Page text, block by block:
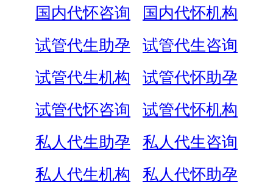
国内代怀咨询
国内代怀机构
试管代生助孕
试管代生咨询
试管代生机构
试管代怀助孕
试管代怀咨询
试管代怀机构
私人代生助孕
私人代生咨询
私人代生机构
私人代怀助孕